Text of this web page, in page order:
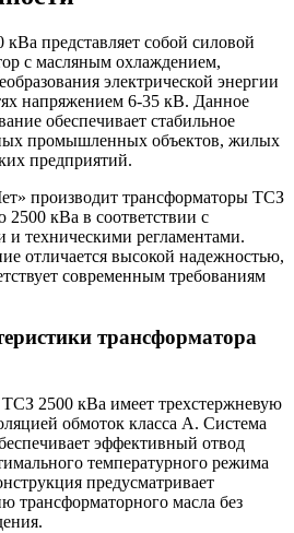
представляет собой силовой
с масляным охлаждением,
электрической энергии
напряжением 6-35 кВ. Данное
обеспечивает стабильное
промышленных объектов, жилых
предприятий.
производит трансформаторы ТСЗ
кВа в соответствии с
техническими регламентами.
отличается высокой надежностью,
современным требованиям
трансформатора
2500 кВа имеет трехстержневую
обмоток класса А. Система
эффективный отвод
температурного режима
предусматривает
трансформаторного масла без